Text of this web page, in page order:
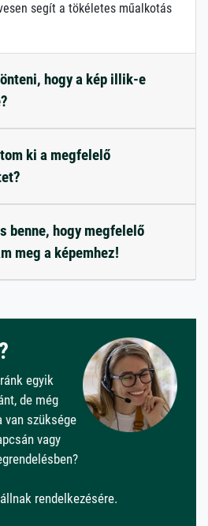
segít a tökéletes műalkotás
hogy a kép illik-e
ki a megfelelő
benne, hogy megfelelő
meg a képemhez!
egyik
de még
van szüksége
vagy
rendelkezésére.